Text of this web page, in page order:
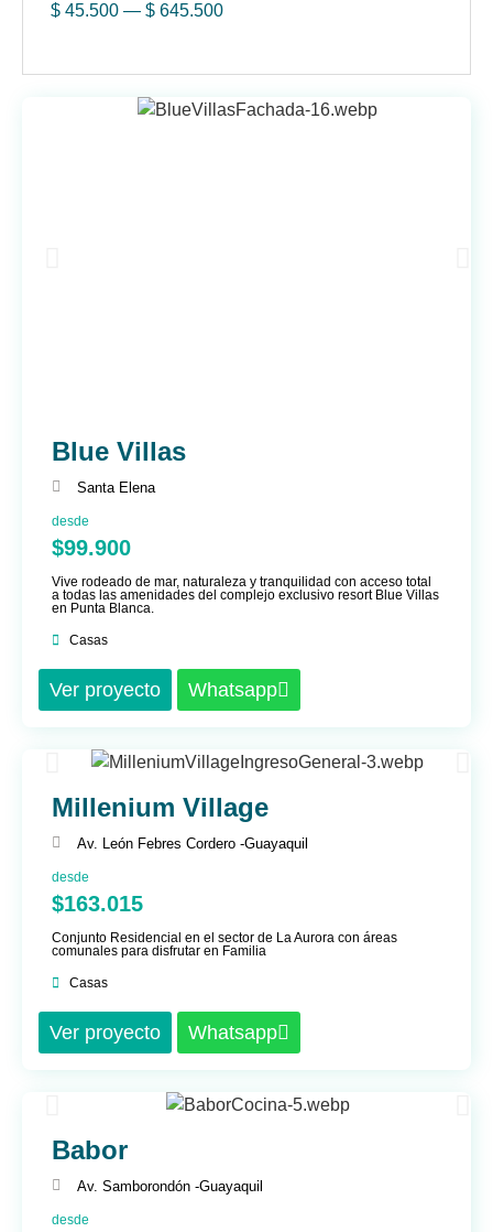
Blue Villas
Santa Elena
desde
$99.900
Vive rodeado de mar, naturaleza y tranquilidad con acceso total
a todas las amenidades del complejo exclusivo resort Blue Villas
en Punta Blanca.
Casas
Ver proyecto Whatsapp
Millenium Village
Av. León Febres Cordero -Guayaquil
desde
$163.015
Conjunto Residencial en el sector de La Aurora con áreas
comunales para disfrutar en Familia
Casas
Ver proyecto Whatsapp
Babor
Av. Samborondón -Guayaquil
desde
$ 45.500 — $ 645.500